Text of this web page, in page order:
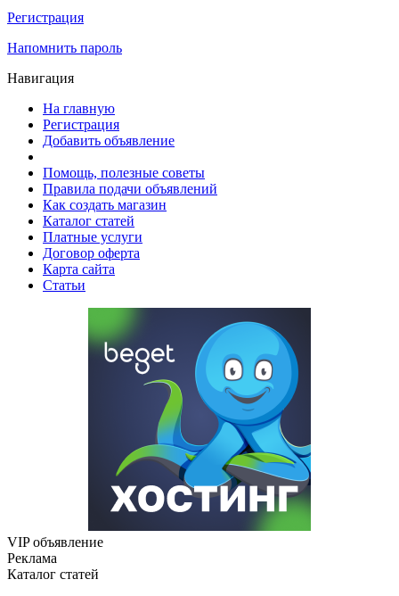
Регистрация
Напомнить пароль
Навигация
На главную
Регистрация
Добавить объявление
Помощь, полезные советы
Правила подачи объявлений
Как создать магазин
Каталог статей
Платные услуги
Договор оферта
Карта сайта
Статьи
VIP объявление
Реклама
Каталог статей